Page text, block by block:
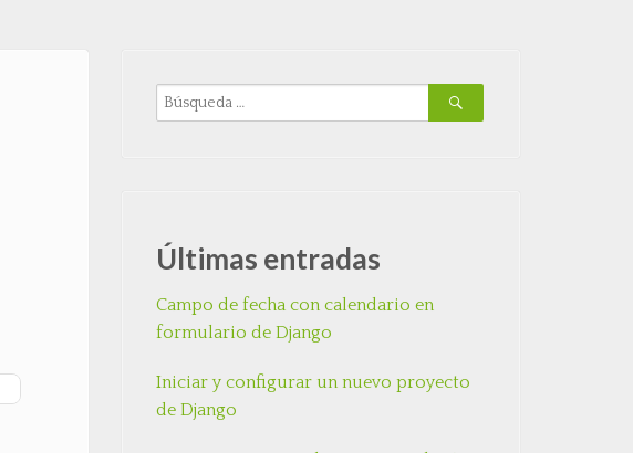
Últimas entradas
Campo de fecha con calendario en
formulario de Django
Iniciar y configurar un nuevo proyecto
de Django